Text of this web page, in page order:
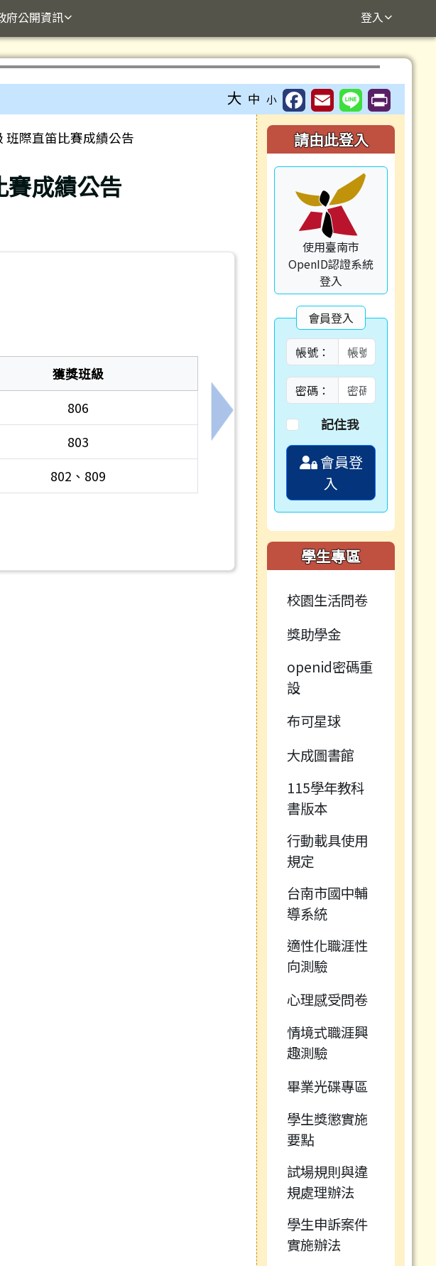
府公開資訊 登入
⏸
大 中 小
班際直笛比賽成績公告
賽成績公告
獲獎班級
806
803
802、809
下一筆：學務處相關規定，如附檔。
右邊區域內容
請由此登入
使用臺南市
OpenID認證系統
登入
會員登入
帳號：
密碼：
記住我
會員登
入
學生專區
校園生活問卷
獎助學金
openid密碼重
設
布可星球
大成圖書館
115學年教科
書版本
行動載具使用
規定
台南市國中輔
導系統
適性化職涯性
向測驗
心理感受問卷
情境式職涯興
趣測驗
畢業光碟專區
學生獎懲實施
要點
試場規則與違
規處理辦法
學生申訴案件
實施辦法